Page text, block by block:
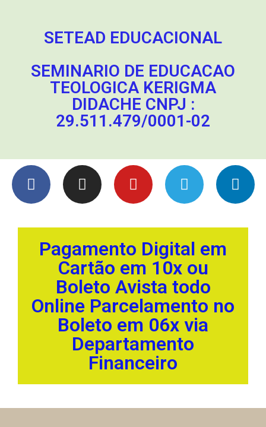
SETEAD EDUCACIONAL
SEMINARIO DE EDUCACAO
TEOLOGICA KERIGMA
DIDACHE CNPJ :
29.511.479/0001-02
Pagamento Digital em
Cartão em 10x ou
Boleto Avista todo
Online Parcelamento no
Boleto em 06x via
Departamento
Financeiro